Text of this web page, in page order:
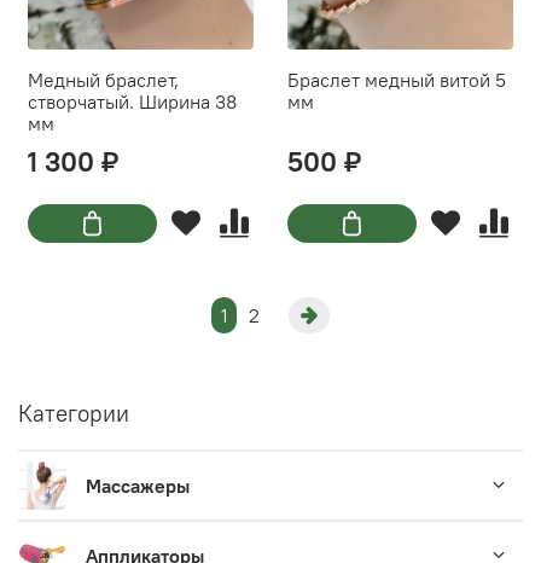
Медный браслет,
створчатый. Ширина 38
мм
1 300 ₽
Браслет медный витой 5
мм
500 ₽
1 2
Категории
Массажеры
Аппликаторы